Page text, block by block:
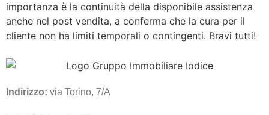
importanza è la continuità della disponibile assistenza
anche nel post vendita, a conferma che la cura per il
cliente non ha limiti temporali o contingenti. Bravi tutti!
Indirizzo: via Torino, 7/A